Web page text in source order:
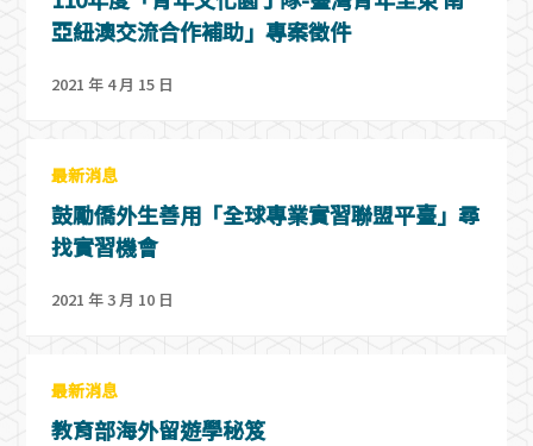
亞紐澳交流合作補助」專案徵件
2021 年 4 月 15 日
最新消息
鼓勵僑外生善用「全球專業實習聯盟平臺」尋
找實習機會
2021 年 3 月 10 日
最新消息
教育部海外留遊學秘笈